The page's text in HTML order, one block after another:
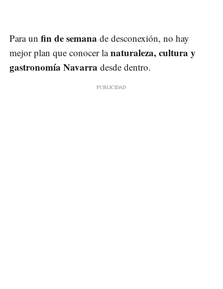
Para un fin de semana de desconexión, no hay
mejor plan que conocer lanaturaleza, cultura y
gastronomía Navarra desde dentro.